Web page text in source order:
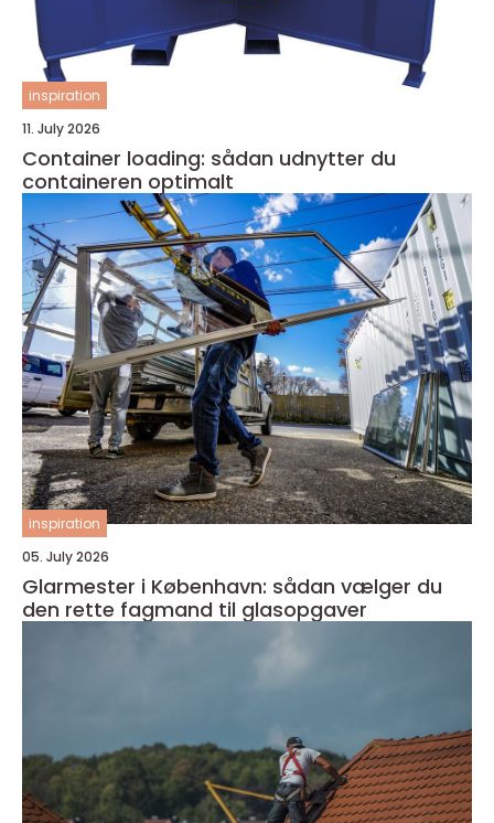
inspiration
11. July 2026
Container loading: sådan udnytter du
containeren optimalt
inspiration
05. July 2026
Glarmester i København: sådan vælger du
den rette fagmand til glasopgaver